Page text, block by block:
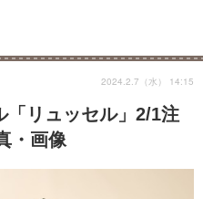
「リュッセル」2/1注
・画像
2024.2.7（水） 14:15